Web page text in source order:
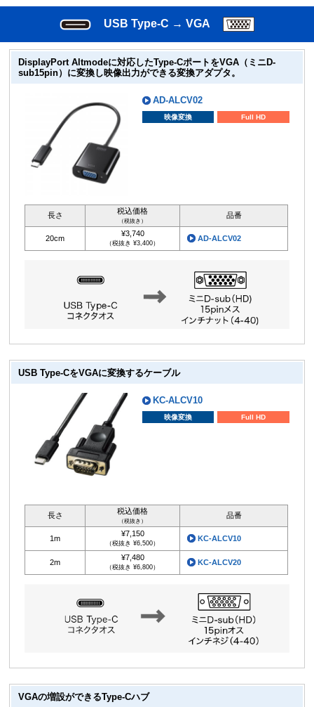
USB Type-C → VGA
DisplayPort Altmodeに対応したType-CポートをVGA（ミニD-
sub15pin）に変換し映像出力ができる変換アダプタ。
AD-ALCV02
映像変換 Full HD
長さ 税込価格
（税抜き）
品番
20cm
¥3,740
（税抜き ¥3,400）
AD-ALCV02
USB Type-CをVGAに変換するケーブル
KC-ALCV10
映像変換 Full HD
長さ 税込価格
（税抜き）
品番
1m
¥7,150
（税抜き ¥6,500）
KC-ALCV10
2m
¥7,480
（税抜き ¥6,800）
KC-ALCV20
VGAの増設ができるType-Cハブ